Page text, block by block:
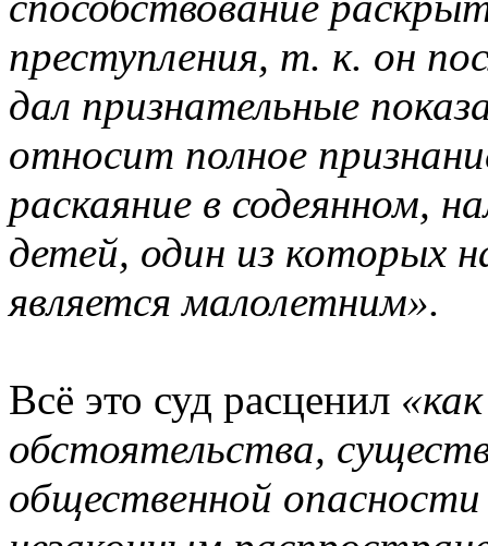
преступления, т. к. он
дал признательные
относит полное
раскаяние в содеянном,
детей, один из которых
является малолетним».
Всё это суд расценил
обстоятельства,
общественной опасности